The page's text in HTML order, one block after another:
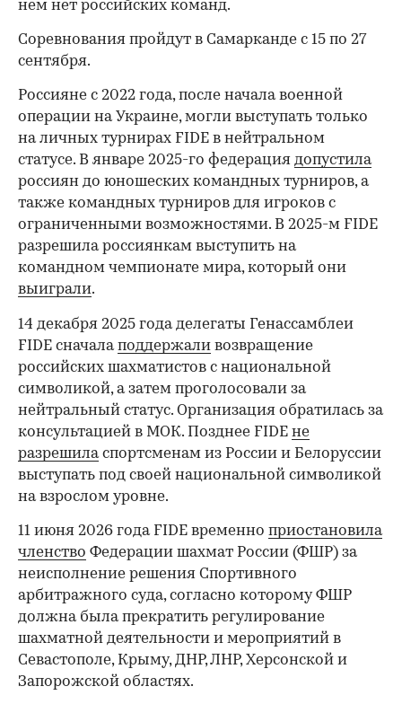
нем нет российских команд.
Соревнования пройдут в Самарканде с 15 по 27
сентября.
Россияне с 2022 года, после начала военной
операции на Украине, могли выступать только
на личных турнирах FIDE в нейтральном
статусе. В январе 2025-го федерация допустила
россиян до юношеских командных турниров, а
также командных турниров для игроков с
ограниченными возможностями. В 2025-м FIDE
разрешила россиянкам выступить на
командном чемпионате мира, который они
выиграли.
00:00 / 00:00
14 декабря 2025 года делегаты Генассамблеи
FIDE сначалаподдержали возвращение
российских шахматистов с национальной
символикой, а затем проголосовали за
нейтральный статус. Организация обратилась за
консультацией в МОК. Позднее FIDE не
разрешиласпортсменам из России и Белоруссии
выступать под своей национальной символикой
на взрослом уровне.
11 июня 2026 года FIDE временно приостановила
членство Федерации шахмат России (ФШР) за
неисполнение решения Спортивного
арбитражного суда, согласно которому ФШР
должна была прекратить регулирование
шахматной деятельности и мероприятий в
Севастополе, Крыму, ДНР, ЛНР, Херсонской и
Запорожской областях.